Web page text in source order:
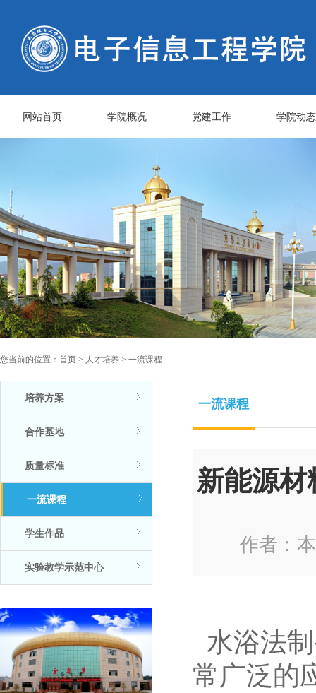
网站首页 学院概况 党建工作 学院动态
您当前的位置： 首页 > 人才培养 > 一流课程
培养方案
合作基地
质量标准
一流课程
学生作品
实验教学示范中心
一流课程
新能源
作者：
水浴法
常广泛的